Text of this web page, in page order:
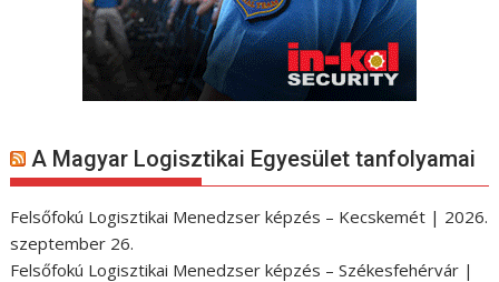
A Magyar Logisztikai Egyesület tanfolyamai
Felsőfokú Logisztikai Menedzser képzés – Kecskemét | 2026.
szeptember 26.
Felsőfokú Logisztikai Menedzser képzés – Székesfehérvár |